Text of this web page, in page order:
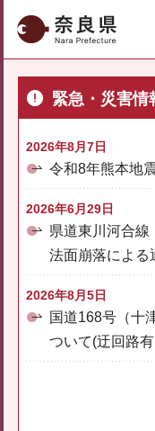
奈良県
緊急・災害情
2026年8月7日
令和8年熊本地
2026年6月29日
県道東川河合線
法面崩落による
2026年8月5日
国道168号（十
ついて(迂回路